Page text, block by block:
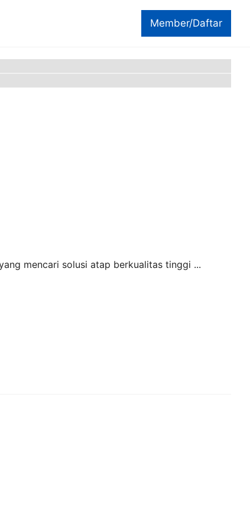
Member/Daftar
mencari solusi atap berkualitas tinggi ...